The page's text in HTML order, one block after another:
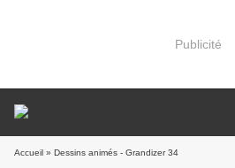
Publicité
Accueil » Dessins animés - Grandizer 34